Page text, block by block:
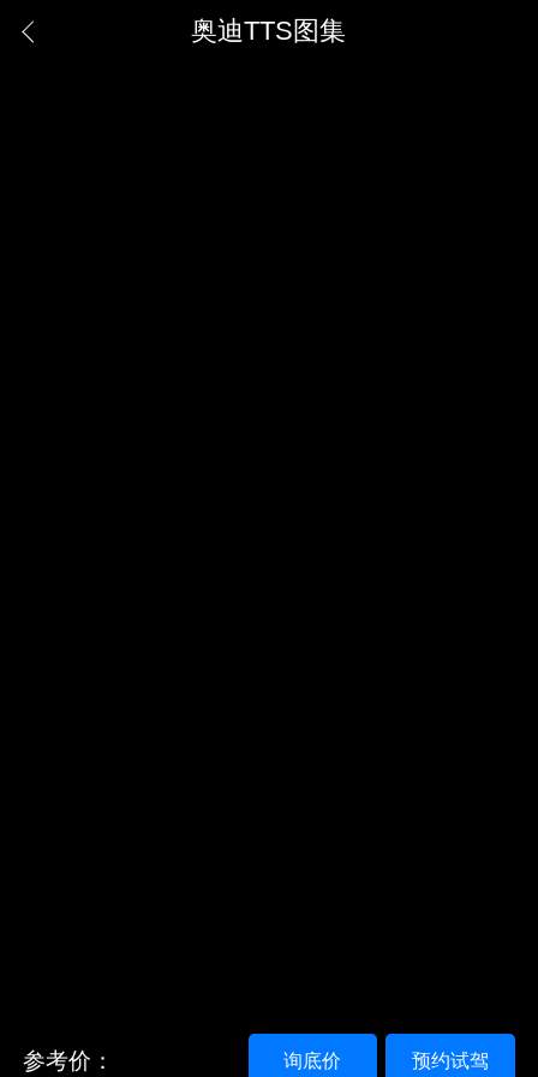
奥迪TTS图集
参考价： 预约试驾
询底价